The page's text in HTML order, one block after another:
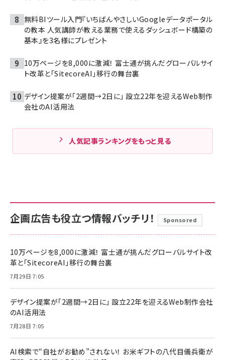
無料BIツール入門『いちばんやさしいGoogleデータポータル
の教本 人気講師が教える業務で使えるダッシュボード構築の
基本』を3名様にプレゼント
10万ページを8,000に激減！ 富士通が挑んだグローバルサイ
ト改革と「SitecoreAI」移行の舞台裏
デザイン提案が「2週間→2日に」 設立22年を迎えるWeb制作
会社のAI活用法
人気記事ランキングをもっと見る
企画広告も役立つ情報バッチリ！ Sponsored
10万ページを8,000に激減！ 富士通が挑んだグローバルサイト改
革と「SitecoreAI」移行の舞台裏
7月29日 7:05
デザイン提案が「2週間→2日に」 設立22年を迎えるWeb制作会社
のAI活用法
7月28日 7:05
AI検索で“自社がお勧め”されない！ お米ギフトの八代目儀兵衛が